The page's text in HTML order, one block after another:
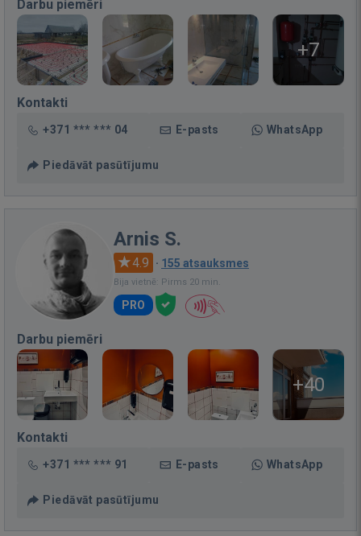
Darbu piemēri
+7
Kontakti
+371 *** *** 04 E-pasts WhatsApp
Piedāvāt pasūtījumu
Arnis S.
4.9 · 155 atsauksmes
Bija vietnē: Pirms 20 min.
PRO
Darbu piemēri
+40
Kontakti
+371 *** *** 91 E-pasts WhatsApp
Piedāvāt pasūtījumu